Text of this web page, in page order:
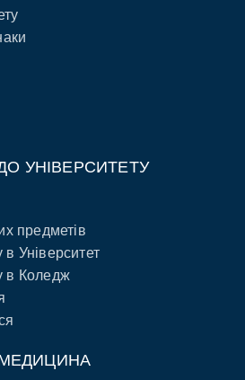
УНІВЕРСИТЕТУ
предметів
Університет
в Коледж